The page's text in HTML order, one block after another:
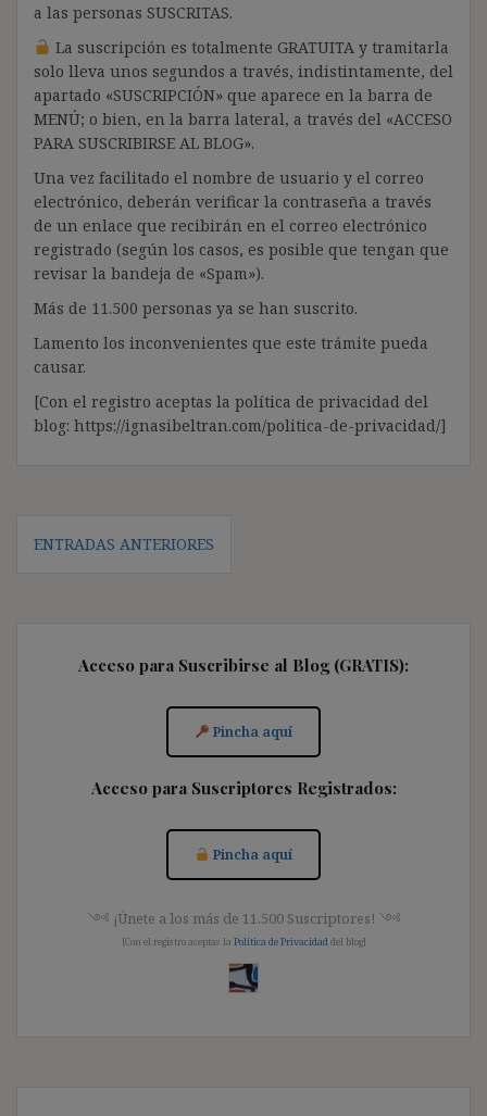
a las personas SUSCRITAS.
La suscripción es totalmente GRATUITA y tramitarla
solo lleva unos segundos a través, indistintamente, del
apartado «SUSCRIPCIÓN» que aparece en la barra de
MENÚ; o bien, en la barra lateral, a través del «ACCESO
PARA SUSCRIBIRSE AL BLOG».
Una vez facilitado el nombre de usuario y el correo
electrónico, deberán verificar la contraseña a través
de un enlace que recibirán en el correo electrónico
registrado (según los casos, es posible que tengan que
revisar la bandeja de «Spam»).
Más de 11.500 personas ya se han suscrito.
Lamento los inconvenientes que este trámite pueda
causar.
[Con el registro aceptas la política de privacidad del
blog: https://ignasibeltran.com/politica-de-privacidad/]
de
ENTRADAS ANTERIORES
Acceso para Suscribirse al Blog (GRATIS):
Pincha aquí
Acceso para Suscriptores Registrados:
Pincha aquí
༺ ¡Únete a los más de 11.500 Suscriptores! ༺
[Con el registro aceptas la Política de Privacidad del blog]